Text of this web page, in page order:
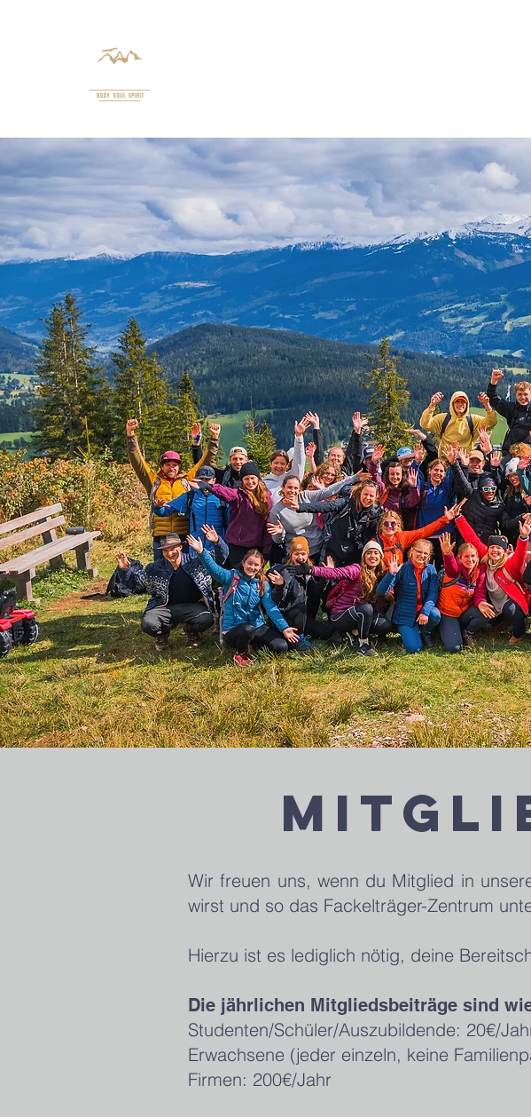
Wir freuen uns, wenn du Mitglied in
wirst und so das Fackelträger-Zentrum
Hierzu ist es lediglich nötig, deine
Die jährlichen Mitgliedsbeiträge sind
Studenten/Schüler/Auszubildende: 20€/
Erwachsene (jeder einzeln, keine
Firmen: 200€/Jahr